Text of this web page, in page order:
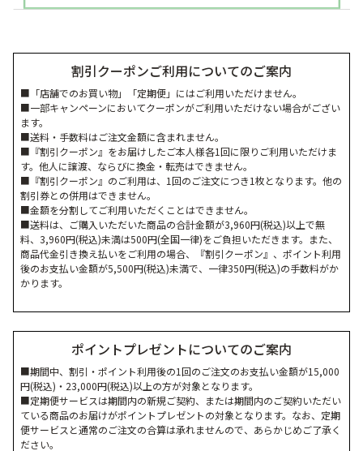
割引クーポンご利用についてのご案内
■「店舗でのお買い物」「定期便」にはご利用いただけません。
■一部キャンペーンにおいてクーポンがご利用いただけない場合がござい
ます。
■送料・手数料はご注文金額に含まれません。
■『割引クーポン』をお届けしたご本人様各1回に限りご利用いただけま
す。他人に譲渡、ならびに換金・転売はできません。
■『割引クーポン』のご利用は、1回のご注文につき1枚となります。他の
割引券との併用はできません。
■金額を分割してご利用いただくことはできません。
■送料は、ご購入いただいた商品の合計金額が3,960円(税込)以上で無
料、3,960円(税込)未満は500円(全国一律)をご負担いただきます。また、
商品代金引き換え払いをご利用の場合、『割引クーポン』、ポイント利用
後のお支払い金額が5,500円(税込)未満で、一律350円(税込)の手数料がか
かります。
ポイントプレゼントについてのご案内
■期間中、割引・ポイント利用後の1回のご注文のお支払い金額が15,000
円(税込)・23,000円(税込)以上の方が対象となります。
■定期便サービスは期間内の新規ご契約、または期間内のご契約いただい
ている商品のお届けがポイントプレゼントの対象となります。なお、定期
便サービスと通常のご注文の合算は承れませんので、あらかじめご了承く
ださい。